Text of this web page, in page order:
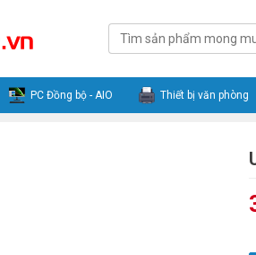
PC Đồng bộ - AIO Thiết bị văn phòng